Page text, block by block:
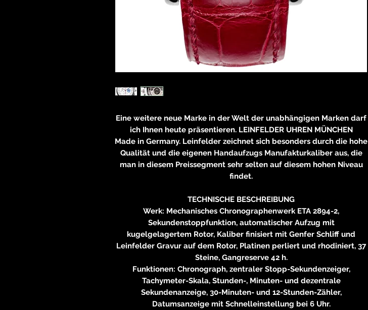
Eine weitere neue Marke in der Welt der unabhängigen Marken darf
ich Ihnen heute präsentieren. LEINFELDER UHREN MÜNCHEN
Made in Germany. Leinfelder zeichnet sich besonders durch die hohe
Qualität und die eigenen Handaufzugs Manufakturkaliber aus, die
man in diesem Preissegment sehr selten auf diesem hohen Niveau
findet.
TECHNISCHE BESCHREIBUNG
Werk: Mechanisches Chronographenwerk ETA 2894-2,
Sekundenstoppfunktion, automatischer Aufzug mit
kugelgelagertem Rotor, Kaliber finisiert mit Genfer Schliff und
Leinfelder Gravur auf dem Rotor, Platinen perliert und rhodiniert, 37
Steine, Gangreserve 42 h.
Funktionen: Chronograph, zentraler Stopp-Sekundenzeiger,
Tachymeter-Skala, Stunden-, Minuten- und dezentrale
Sekundenanzeige, 30-Minuten- und 12-Stunden-Zähler,
Datumsanzeige mit Schnelleinstellung bei 6 Uhr.